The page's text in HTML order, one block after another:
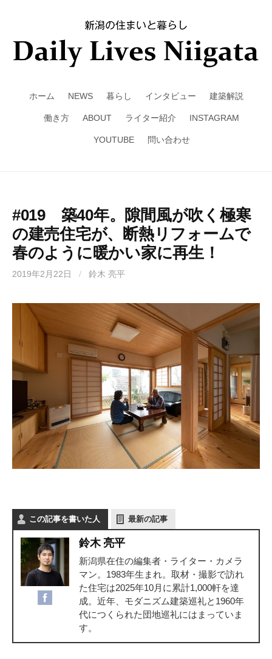
ホーム NEWS 暮らし インタビュー 建築解説
働き方 ABOUT ライター紹介 INSTAGRAM
YOUTUBE 問い合わせ
#019 築40年。隙間風が吹く極寒
の建売住宅が、断熱リフォームで
春のように暖かい家に再生！
2019年2月22日 / 鈴木 亮平
この記事を書いた人 最新の記事
鈴木 亮平
新潟県在住の編集者・ライター・カメラ
マン。1983年生まれ。取材・撮影で訪れ
た住宅は2025年10月に累計1,000軒を達
成。近年、モダニズム建築巡礼と1960年
代につくられた団地巡礼にはまっていま
す。